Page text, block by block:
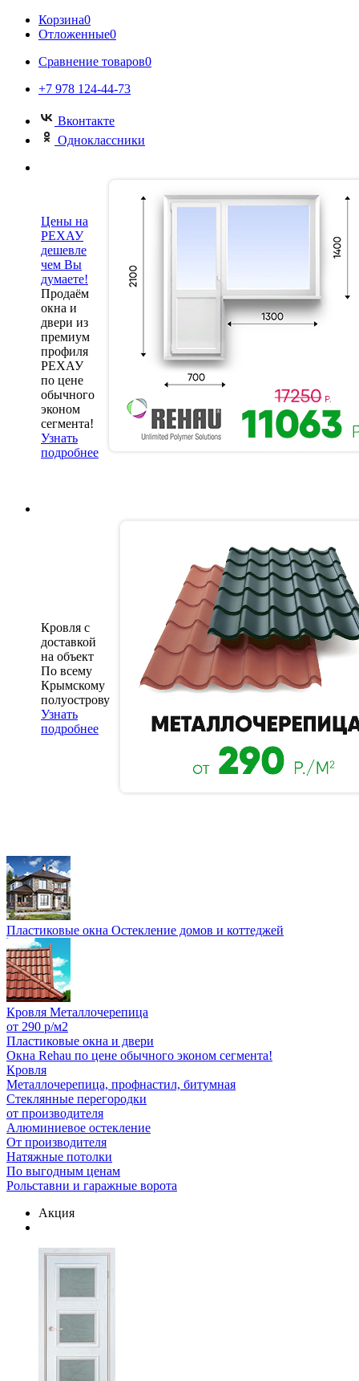
Корзина0
Отложенные0
Сравнение товаров0
+7 978 124-44-73
Вконтакте
Одноклассники
Цены на
РЕХАУ
дешевле
чем Вы
думаете!
Продаём
окна и
двери из
премиум
профиля
РЕХАУ
по цене
обычного
эконом
сегмента!
Узнать
подробнее
Кровля с
доставкой
на объект
По всему
Крымскому
полуострову
Узнать
подробнее
Пластиковые окна Остекление домов и коттеджей
Кровля Металлочерепица
от 290 р/м2
Пластиковые окна и двери
Окна Rehau по цене обычного эконом сегмента!
Кровля
Металлочерепица, профнастил, битумная
Стеклянные перегородки
от производителя
Алюминиевое остекление
От производителя
Натяжные потолки
По выгодным ценам
Рольставни и гаражные ворота
Акция